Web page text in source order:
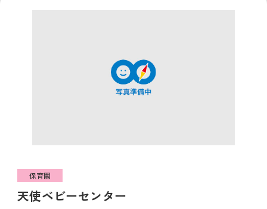
天使ベビーセンター
保育園